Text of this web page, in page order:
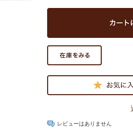
レビューはありません